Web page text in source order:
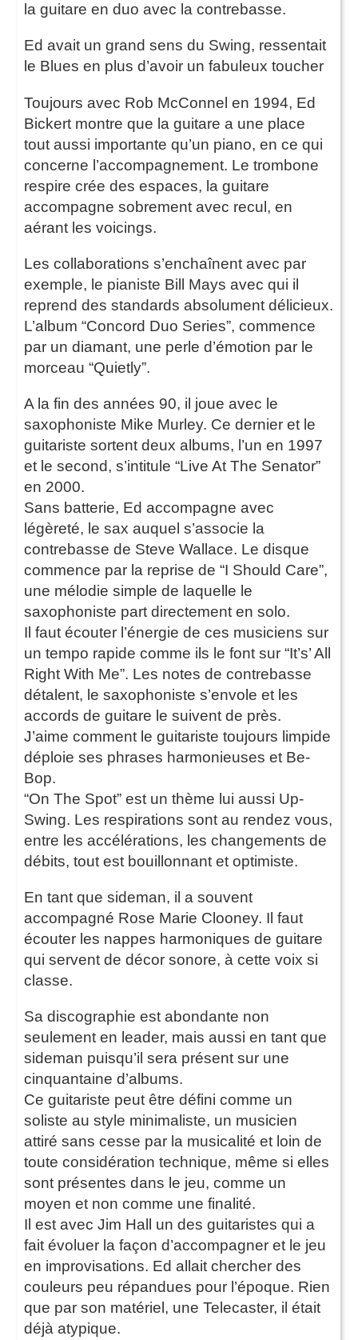
la guitare en duo avec la contrebasse.
Ed avait un grand sens du Swing, ressentait
le Blues en plus d’avoir un fabuleux toucher
Toujours avec Rob McConnel en 1994, Ed
Bickert montre que la guitare a une place
tout aussi importante qu’un piano, en ce qui
concerne l’accompagnement. Le trombone
respire crée des espaces, la guitare
accompagne sobrement avec recul, en
aérant les voicings.
Les collaborations s’enchaînent avec par
exemple, le pianiste Bill Mays avec qui il
reprend des standards absolument délicieux.
L’album “Concord Duo Series”, commence
par un diamant, une perle d’émotion par le
morceau “Quietly”.
A la fin des années 90, il joue avec le
saxophoniste Mike Murley. Ce dernier et le
guitariste sortent deux albums, l’un en 1997
et le second, s’intitule “Live At The Senator”
en 2000.
Sans batterie, Ed accompagne avec
légèreté, le sax auquel s’associe la
contrebasse de Steve Wallace. Le disque
commence par la reprise de “I Should Care”,
une mélodie simple de laquelle le
saxophoniste part directement en solo.
Il faut écouter l’énergie de ces musiciens sur
un tempo rapide comme ils le font sur “It’s’ All
Right With Me”. Les notes de contrebasse
détalent, le saxophoniste s’envole et les
accords de guitare le suivent de près.
J’aime comment le guitariste toujours limpide
déploie ses phrases harmonieuses et Be-
Bop.
“On The Spot” est un thème lui aussi Up-
Swing. Les respirations sont au rendez vous,
entre les accélérations, les changements de
débits, tout est bouillonnant et optimiste.
En tant que sideman, il a souvent
accompagné Rose Marie Clooney. Il faut
écouter les nappes harmoniques de guitare
qui servent de décor sonore, à cette voix si
classe.
Sa discographie est abondante non
seulement en leader, mais aussi en tant que
sideman puisqu’il sera présent sur une
cinquantaine d’albums.
Ce guitariste peut être défini comme un
soliste au style minimaliste, un musicien
attiré sans cesse par la musicalité et loin de
toute considération technique, même si elles
sont présentes dans le jeu, comme un
moyen et non comme une finalité.
Il est avec Jim Hall un des guitaristes qui a
fait évoluer la façon d’accompagner et le jeu
en improvisations. Ed allait chercher des
couleurs peu répandues pour l’époque. Rien
que par son matériel, une Telecaster, il était
déjà atypique.